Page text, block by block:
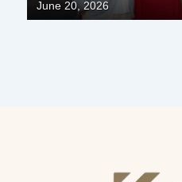
Posted
on
June 20, 2026